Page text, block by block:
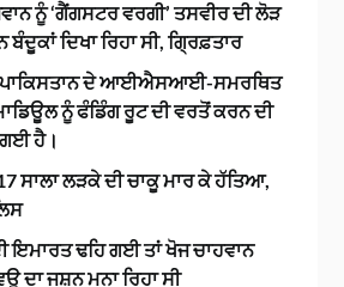
ਨੂੰ ‘ਗੈਂਗਸਟਰ ਵਰਗੀ’ ਤਸਵੀਰ ਦੀ ਲੋੜ
ਦਿਖਾ ਰਿਹਾ ਸੀ, ਗ੍ਰਿਫ਼ਤਾਰ
ਪਾਕਿਸਤਾਨ ਦੇ ਆਈਐਸਆਈ-ਸਮਰਥਿਤ
ਨੂੰ ਫੰਡਿੰਗ ਰੂਟ ਦੀ ਵਰਤੋਂ ਕਰਨ ਦੀ
ਹੈ।
ਸਾਲਾ ਲੜਕੇ ਦੀ ਚਾਕੂ ਮਾਰ ਕੇ ਹੱਤਿਆ,
ਇਮਾਰਤ ਢਹਿ ਗਈ ਤਾਂ ਖੋਜ ਚਾਹਵਾਨ
ਦਾ ਜਸ਼ਨ ਮਨਾ ਰਿਹਾ ਸੀ